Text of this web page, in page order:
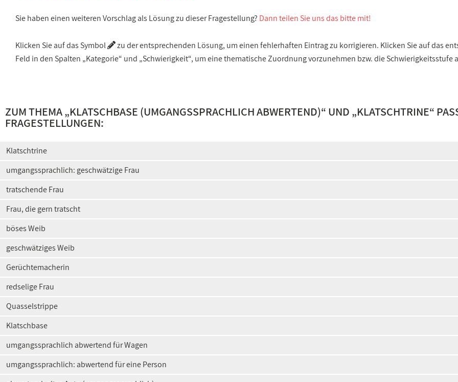
Sie haben einen weiteren Vorschlag als Lösung zu dieser Fragestellung? Dann teilen Sie uns das bitte mit!
Klicken Sie auf das Symbol
zu der entsprechenden Lösung, um einen fehlerhaften Eintrag zu korrigieren. Klicken Sie auf das
Feld in den Spalten „Kategorie“ und „Schwierigkeit“, um eine thematische Zuordnung vorzunehmen bzw. die Schwierigkeitsstufe
ZUM THEMA „KLATSCHBASE (UMGANGSSPRACHLICH ABWERTEND)“ UND „KLATSCHTRINE“
FRAGESTELLUNGEN:
Klatschtrine
umgangssprachlich: geschwätzige Frau
tratschende Frau
Frau, die gern tratscht
böses Weib
geschwätziges Weib
Gerüchtemacherin
redselige Frau
Quasselstrippe
Klatschbase
umgangssprachlich abwertend für Wagen
umgangssprachlich: abwertend für eine Person